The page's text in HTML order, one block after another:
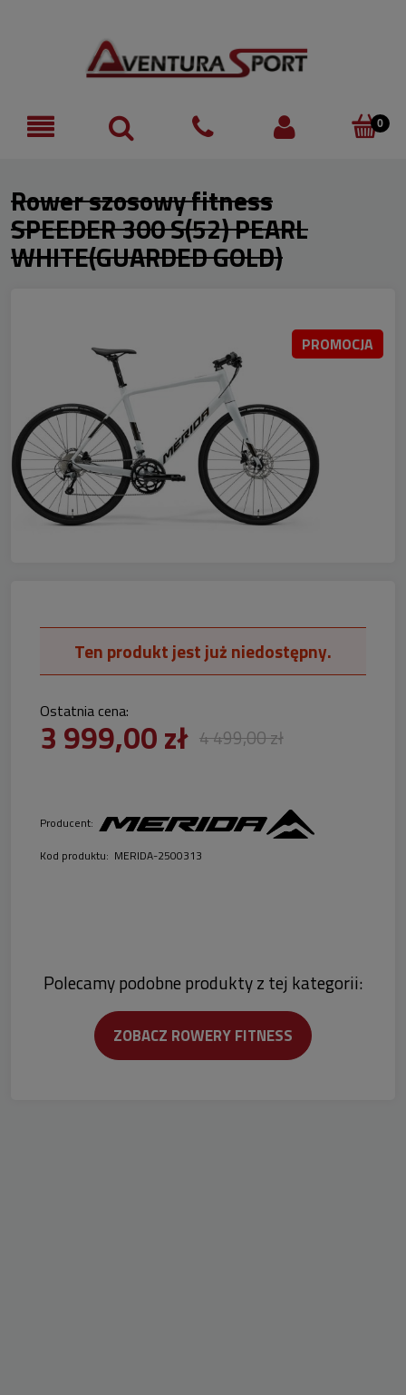
Rower szosowy fitness
SPEEDER 300 S(52) PEARL
WHITE(GUARDED GOLD)
PROMOCJA
Ten produkt jest już niedostępny.
Ostatnia cena:
3 999,00 zł 4 499,00 zł
Producent:
Kod produktu: MERIDA-2500313
Polecamy podobne produkty z tej kategorii:
ZOBACZ ROWERY FITNESS